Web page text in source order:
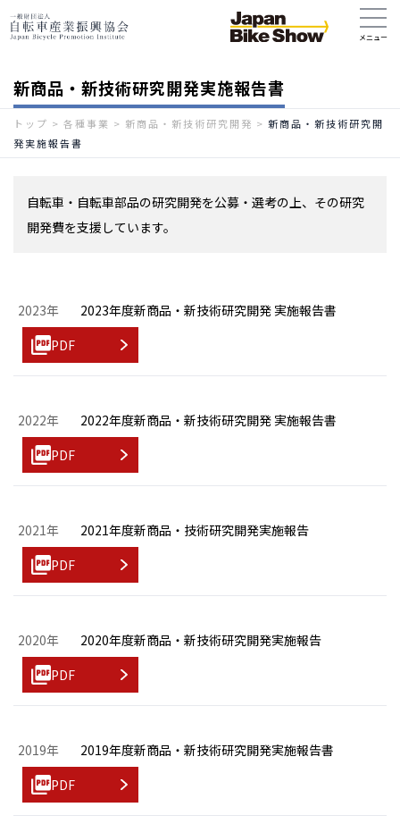
新商品・新技術研究開発実施報告書
トップ > 各種事業 > 新商品・新技術研究開発 > 新商品・新技術研究開
発実施報告書
自転車・自転車部品の研究開発を公募・選考の上、その研究
開発費を支援しています。
2023年
2023年度新商品・新技術研究開発 実施報告書
PDF
2022年
2022年度新商品・新技術研究開発 実施報告書
PDF
2021年
2021年度新商品・技術研究開発実施報告
PDF
2020年
2020年度新商品・新技術研究開発実施報告
PDF
2019年
2019年度新商品・新技術研究開発実施報告書
PDF